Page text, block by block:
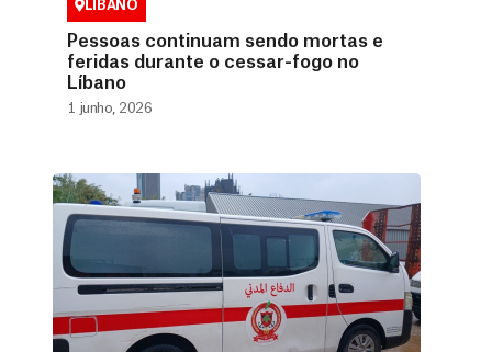
LÍBANO
Pessoas continuam sendo mortas e
feridas durante o cessar-fogo no
Líbano
1 junho, 2026